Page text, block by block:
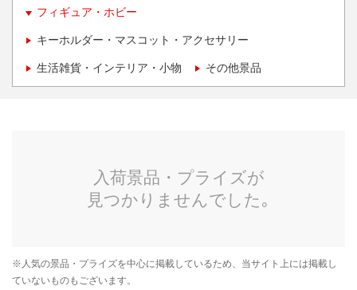
フィギュア・ホビー
キーホルダー・マスコット・アクセサリー
生活雑貨・インテリア・小物 その他景品